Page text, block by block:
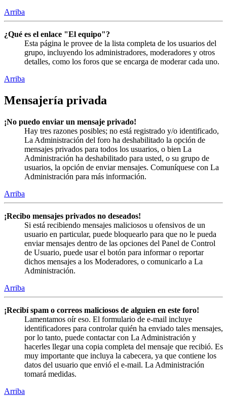
Arriba
¿Qué es el enlace "El equipo"?
Esta página le provee de la lista completa de los usuarios del
grupo, incluyendo los administradores, moderadores y otros
detalles, como los foros que se encarga de moderar cada uno.
Arriba
Mensajería privada
¡No puedo enviar un mensaje privado!
Hay tres razones posibles; no está registrado y/o identificado,
La Administración del foro ha deshabilitado la opción de
mensajes privados para todos los usuarios, o bien La
Administración ha deshabilitado para usted, o su grupo de
usuarios, la opción de enviar mensajes. Comuníquese con La
Administración para más información.
Arriba
¡Recibo mensajes privados no deseados!
Si está recibiendo mensajes maliciosos u ofensivos de un
usuario en particular, puede bloquearlo para que no le pueda
enviar mensajes dentro de las opciones del Panel de Control
de Usuario, puede usar el botón para informar o reportar
dichos mensajes a los Moderadores, o comunicarlo a La
Administración.
Arriba
¡Recibí spam o correos maliciosos de alguien en este foro!
Lamentamos oír eso. El formulario de e-mail incluye
identificadores para controlar quién ha enviado tales mensajes,
por lo tanto, puede contactar con La Administración y
hacerles llegar una copia completa del mensaje que recibió. Es
muy importante que incluya la cabecera, ya que contiene los
datos del usuario que envió el e-mail. La Administración
tomará medidas.
Arriba